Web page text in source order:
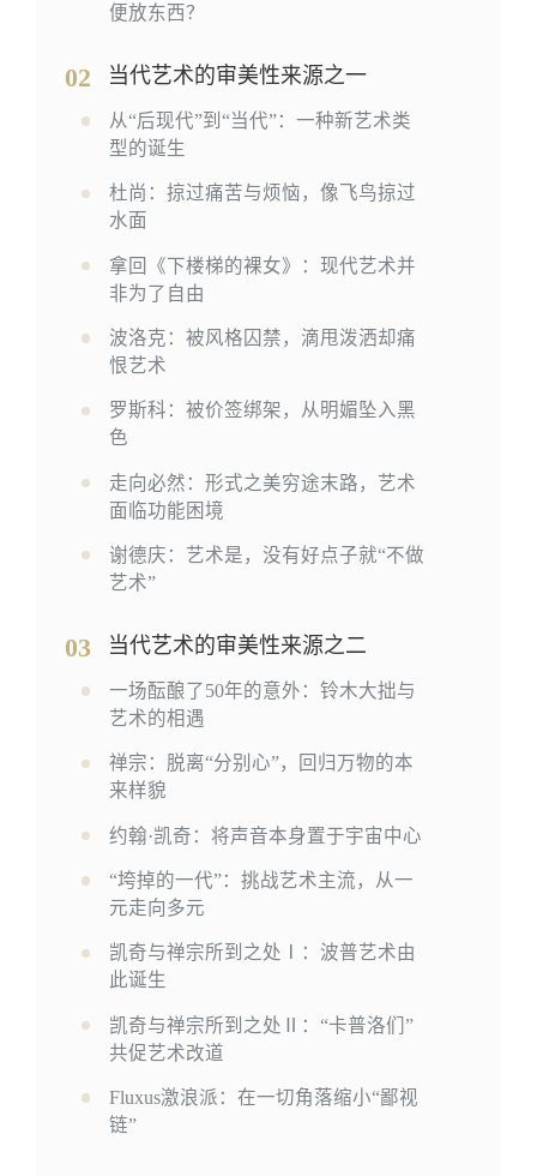
便放东西？
02 当代艺术的审美性来源之一
从“后现代”到“当代”：一种新艺术类
型的诞生
杜尚：掠过痛苦与烦恼，像飞鸟掠过
水面
拿回《下楼梯的裸女》：现代艺术并
非为了自由
波洛克：被风格囚禁，滴甩泼洒却痛
恨艺术
罗斯科：被价签绑架，从明媚坠入黑
色
走向必然：形式之美穷途末路，艺术
面临功能困境
谢德庆：艺术是，没有好点子就“不做
艺术”
03 当代艺术的审美性来源之二
一场酝酿了50年的意外：铃木大拙与
艺术的相遇
禅宗：脱离“分别心”，回归万物的本
来样貌
约翰·凯奇：将声音本身置于宇宙中心
“垮掉的一代”：挑战艺术主流，从一
元走向多元
凯奇与禅宗所到之处Ⅰ：波普艺术由
此诞生
凯奇与禅宗所到之处Ⅱ：“卡普洛们”
共促艺术改道
Fluxus激浪派：在一切角落缩小“鄙视
链”